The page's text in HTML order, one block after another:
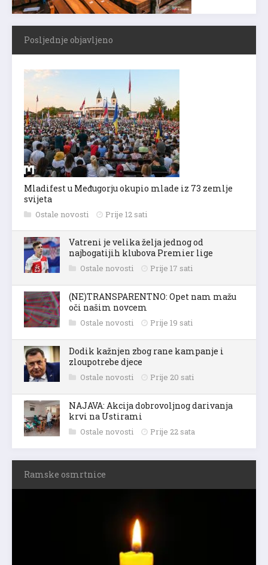
Posljednje objavljeno
Mladifest u Međugorju okupio mlade iz 73 zemlje
svijeta
Ostale novosti Prije 12 sati
Vatreni je velika želja jednog od
najbogatijih klubova Premier lige
Ostale novosti Prije 17 sati
(NE)TRANSPARENTNO: Opet nam mažu
oči našim novcem
Ostale novosti Prije 19 sati
Dodik kažnjen zbog rane kampanje i
zloupotrebe djece
Ostale novosti Prije 20 sati
NAJAVA: Akcija dobrovoljnog darivanja
krvi na Ustirami
Ostale novosti Prije 22 sata
Ramske osmrtnice